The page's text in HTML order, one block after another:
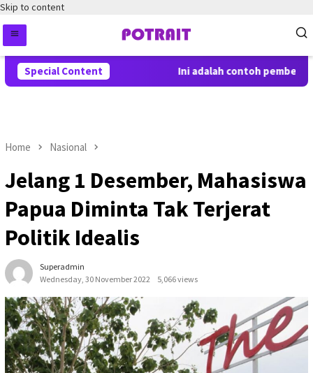
Skip to content
Special Content Ini adalah contoh
Home Nasional
Jelang 1 Desember, Mahasiswa
Papua Diminta Tak Terjerat
Politik Idealis
Superadmin
Wednesday, 30 November 2022
5,066 views